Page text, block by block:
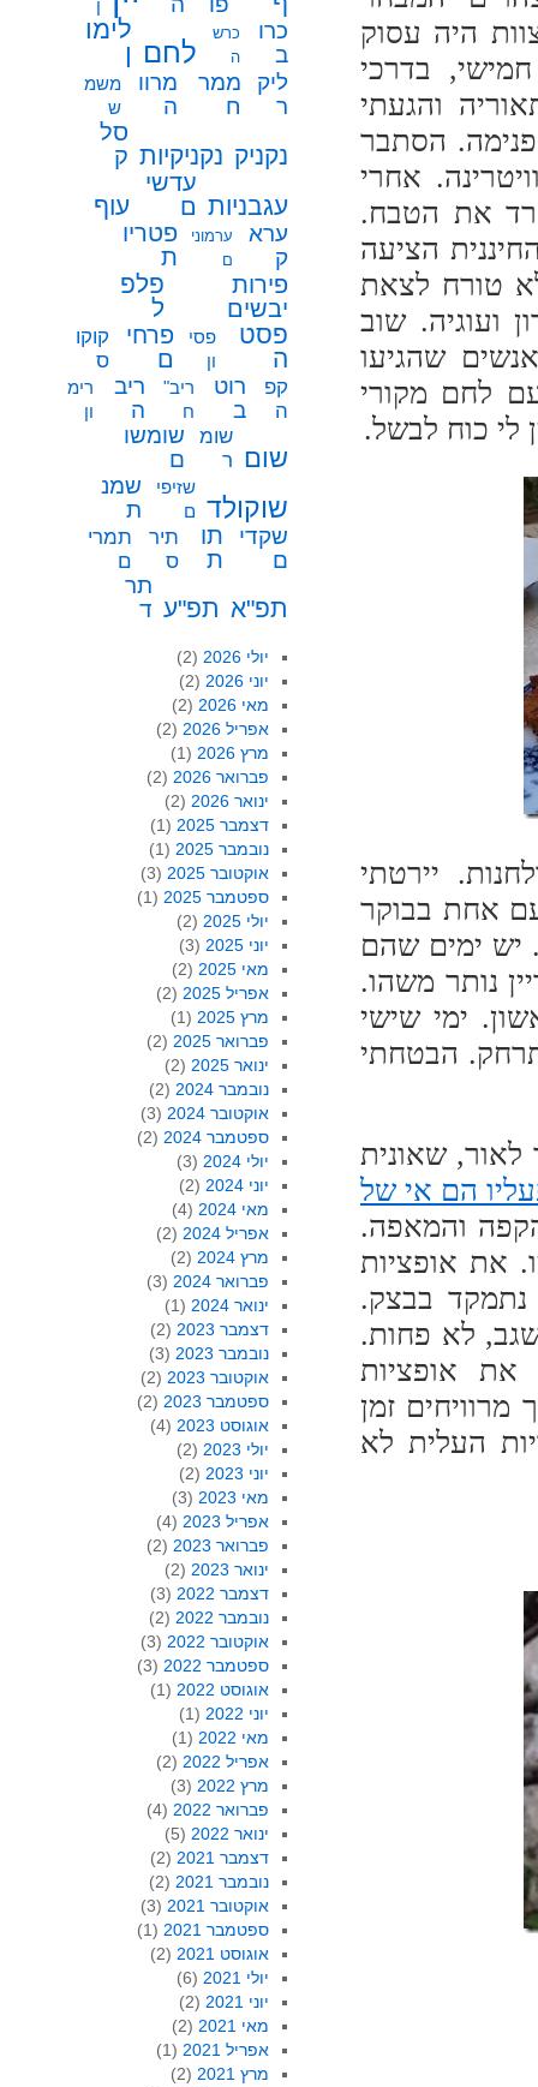
היה עסוק
בדרכי
והגעתי
פנימה. הסתבר
אחרי
את הטבח.
הציעה
טורח לצאת
ועוגיה. שוב
שהגיעו
לחם מקורי
לי כוח לבשל.
יירטתי
אחת בבוקר
יש ימים שהם
נותר משהו.
ימי שישי
הבטחתי
לאור, שאונית
הם אי של
והמאפה.
את אופציות
נתמקד בבצק.
לא פחות.
את אופציות
זמן
העלית לא
ן
כרו
ב
כרש
ה
לחם
לימו
ן
ליק
ר
ממר
ח
מרוו
ה
משמ
ש
נקניק נקניקיות
סל
ק
עגבניות
עדשי
ם
עוף
ערא
ק
ערמוני
ם
פטריו
ת
פירות
יבשים
פלפ
ל
פסט
ה
פסי
ון
פרחי
ם
קוקו
ס
קפ
ה
רוט
ב
ריב"
ח
ריב
ה
רימ
ון
שום
שומ
ר
שומשו
ם
שוקולד
שזיפי
ם
שמנ
ת
שקדי
ם
תו
ת
תיר
ס
תמרי
ם
תפ"א תפ"ע
תר
ד
יולי 2026
(2)
יוני 2026
(2)
מאי 2026
(2)
אפריל 2026
(2)
מרץ 2026
(1)
פברואר 2026
(2)
ינואר 2026
(2)
דצמבר 2025
(1)
נובמבר 2025
(1)
אוקטובר 2025
(3)
ספטמבר 2025
(1)
יולי 2025
(2)
יוני 2025
(3)
מאי 2025
(2)
אפריל 2025
(2)
מרץ 2025
(1)
פברואר 2025
(2)
ינואר 2025
(2)
נובמבר 2024
(2)
אוקטובר 2024
(3)
ספטמבר 2024
(2)
יולי 2024
(3)
יוני 2024
(2)
מאי 2024
(4)
אפריל 2024
(2)
מרץ 2024
(2)
פברואר 2024
(3)
ינואר 2024
(1)
דצמבר 2023
(2)
נובמבר 2023
(3)
אוקטובר 2023
(2)
ספטמבר 2023
(2)
אוגוסט 2023
(4)
יולי 2023
(2)
יוני 2023
(2)
מאי 2023
(3)
אפריל 2023
(4)
פברואר 2023
(2)
ינואר 2023
(2)
דצמבר 2022
(3)
נובמבר 2022
(2)
אוקטובר 2022
(3)
ספטמבר 2022
(3)
אוגוסט 2022
(1)
יוני 2022
(1)
מאי 2022
(1)
אפריל 2022
(2)
מרץ 2022
(3)
פברואר 2022
(4)
ינואר 2022
(5)
דצמבר 2021
(2)
נובמבר 2021
(2)
אוקטובר 2021
(3)
ספטמבר 2021
(1)
אוגוסט 2021
(2)
יולי 2021
(6)
יוני 2021
(2)
מאי 2021
(2)
אפריל 2021
(1)
מרץ 2021
(2)